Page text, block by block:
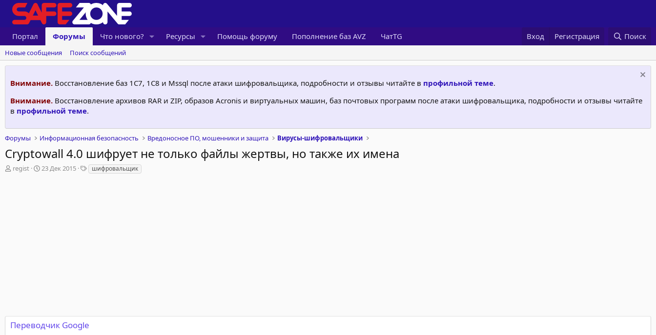
Портал Форумы Что нового? Ресурсы Помощь форуму Пополнение баз AVZ ЧатTG Вход Регистрация Поиск
Новые сообщения Поиск сообщений
Внимание. Восстановление баз 1С7, 1C8 и Mssql после атаки шифровальщика, подробности и отзывы читайте в профильной теме.
Внимание. Восстановление архивов RAR и ZIP, образов Acronis и виртуальных машин, баз почтовых программ после атаки шифровальщика, подробности и отзывы читайте
в профильной теме.
Форумы Информационная безопасность Вредоносное ПО, мошенники и защита Вирусы-шифровальщики
Cryptowall 4.0 шифрует не только файлы жертвы, но также их имена
А
regist
Д
23 Дек 2015
Т
е
шифровальщик
Переводчик Google